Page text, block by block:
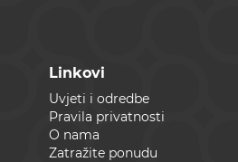
Linkovi
Uvjeti i odredbe
Pravila privatnosti
O nama
Zatražite ponudu